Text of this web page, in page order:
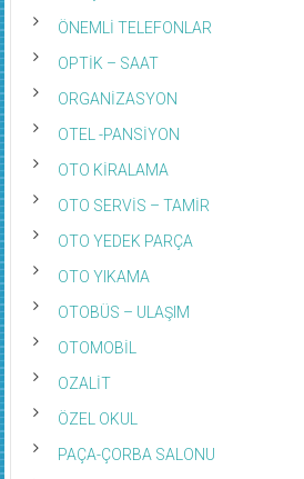
ÖNEMLİ TELEFONLAR
OPTİK – SAAT
ORGANİZASYON
OTEL -PANSİYON
OTO KİRALAMA
OTO SERVİS – TAMİR
OTO YEDEK PARÇA
OTO YIKAMA
OTOBÜS – ULAŞIM
OTOMOBİL
OZALİT
ÖZEL OKUL
PAÇA-ÇORBA SALONU